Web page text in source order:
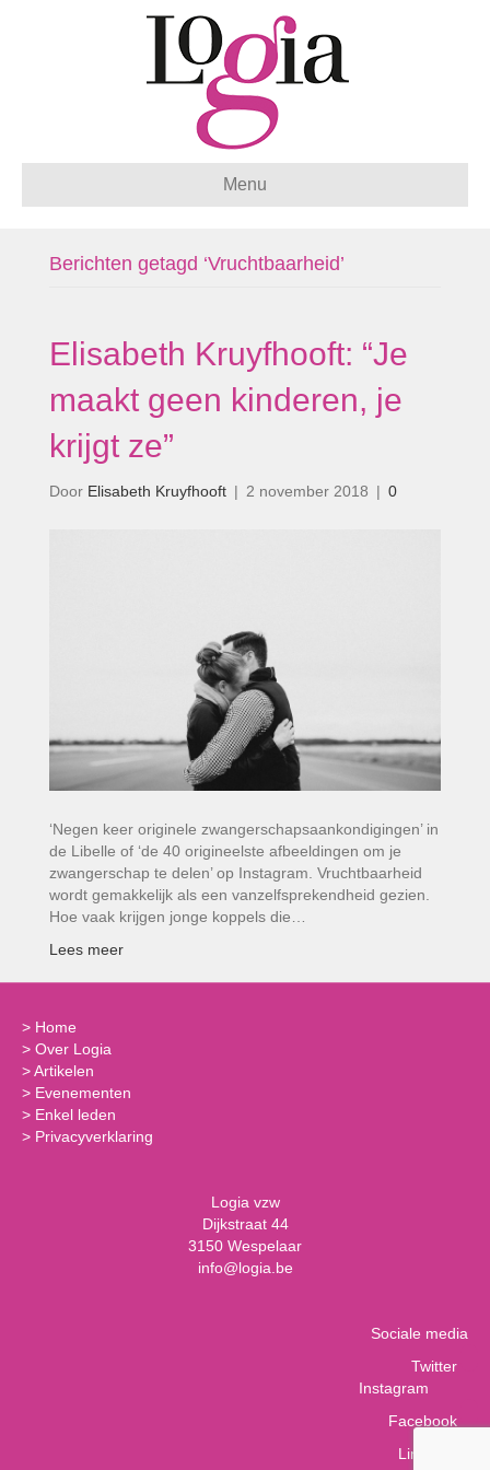
Menu
Berichten getagd ‘Vruchtbaarheid’
Elisabeth Kruyfhooft: “Je
maakt geen kinderen, je
krijgt ze”
Door Elisabeth Kruyfhooft | 2 november 2018 | 0
‘Negen keer originele zwangerschapsaankondigingen’ in
de Libelle of ‘de 40 origineelste afbeeldingen om je
zwangerschap te delen’ op Instagram. Vruchtbaarheid
wordt gemakkelijk als een vanzelfsprekendheid gezien.
Hoe vaak krijgen jonge koppels die…
Lees meer
> Home
> Over Logia
>Artikelen
> Evenementen
> Enkel leden
> Privacyverklaring
Logia vzw
Dijkstraat 44
3150 Wespelaar
info@logia.be
Sociale media
Twitter
Instagram
Facebook
LinkedIn